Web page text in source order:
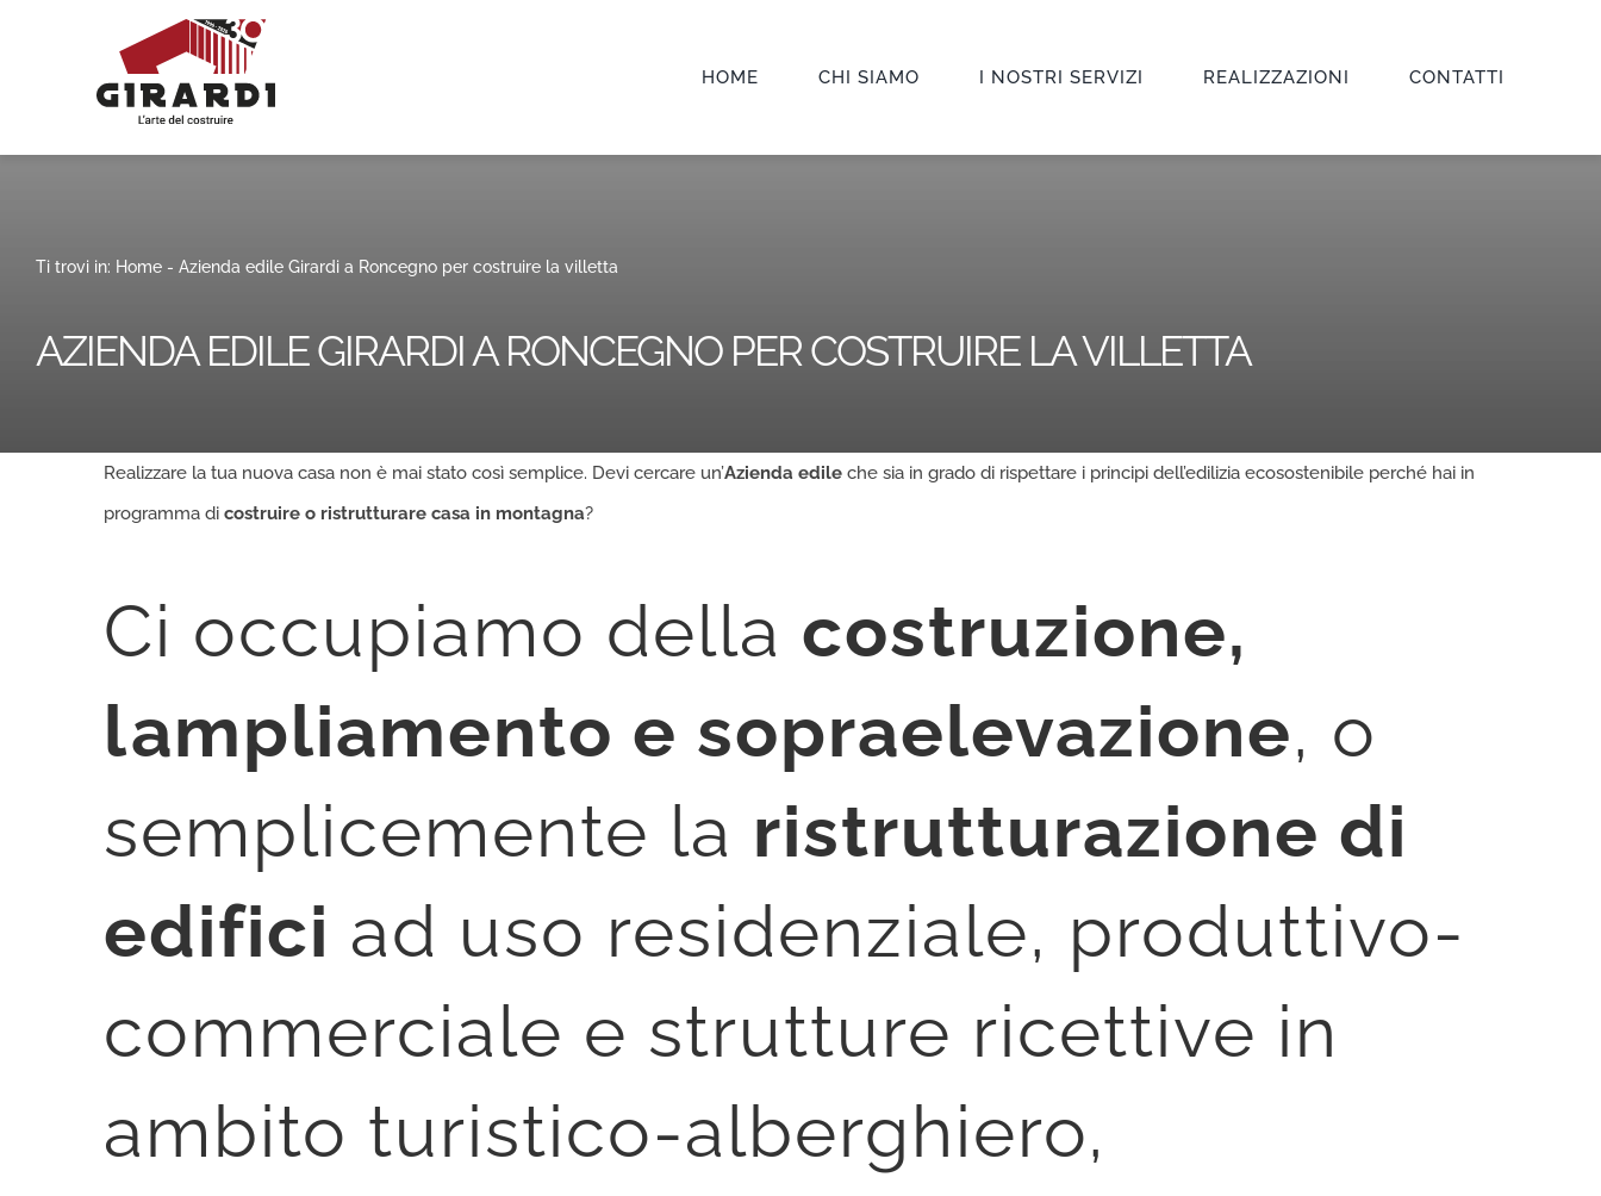
HOME CHI SIAMO I NOSTRI SERVIZI REALIZZAZIONI CONTATTI
Ti trovi in: Home- Azienda edile Girardi a Roncegno per costruire la villetta
AZIENDA EDILE GIRARDI A RONCEGNO PER COSTRUIRE LA VILLETTA
Realizzare la tua nuova casa non è mai stato così semplice. Devi cercare un’Azienda edile che sia in grado di rispettare i principi dell’edilizia ecosostenibile perché hai in
programma di costruire o ristrutturare casa in montagna?
Ci occupiamo della costruzione,
lampliamento e sopraelevazione, o
semplicemente la ristrutturazione di
edifici ad uso residenziale, produttivo-
commerciale e strutture ricettive in
ambito turistico-alberghiero,